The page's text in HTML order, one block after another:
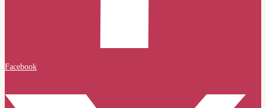
Facebook